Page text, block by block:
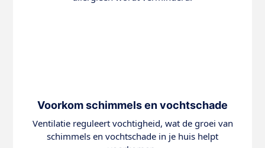
Voorkom schimmels en vochtschade
Ventilatie reguleert vochtigheid, wat de groei van
schimmels en vochtschade in je huis helpt